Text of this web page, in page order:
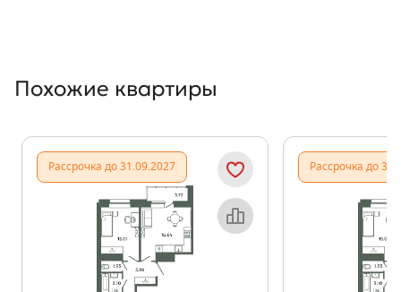
Похожие квартиры
Рассрочка до 31.09.2027
Объект месяца
Рассрочка до